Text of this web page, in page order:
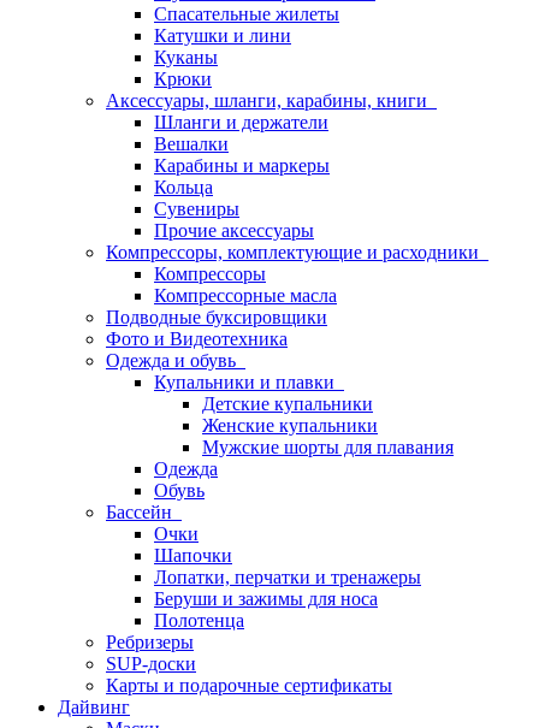
Спасательные жилеты
Катушки и лини
Куканы
Крюки
Аксессуары, шланги, карабины, книги
Шланги и держатели
Вешалки
Карабины и маркеры
Кольца
Сувениры
Прочие аксессуары
Компрессоры, комплектующие и расходники
Компрессоры
Компрессорные масла
Подводные буксировщики
Фото и Видеотехника
Одежда и обувь
Купальники и плавки
Детские купальники
Женские купальники
Мужские шорты для плавания
Одежда
Обувь
Бассейн
Очки
Шапочки
Лопатки, перчатки и тренажеры
Беруши и зажимы для носа
Полотенца
Ребризеры
SUP-доски
Карты и подарочные сертификаты
Дайвинг